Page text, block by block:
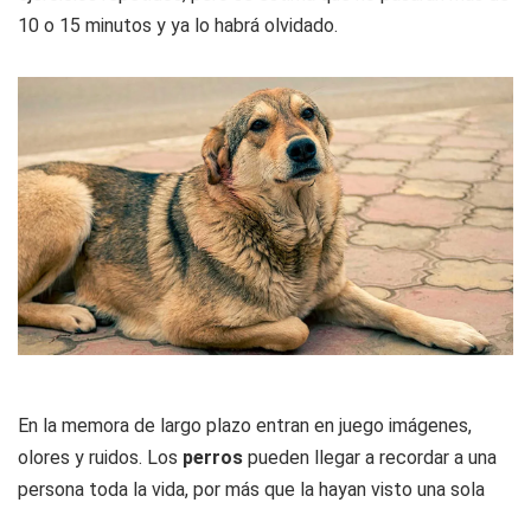
10 o 15 minutos y ya lo habrá olvidado.
En la memora de largo plazo entran en juego imágenes,
olores y ruidos. Los perros pueden llegar a recordar a una
persona toda la vida, por más que la hayan visto una sola